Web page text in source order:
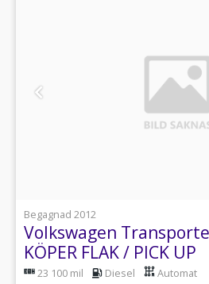
Begagnad 2012
Volkswagen
KÖPER FLAK / PICK UP
23 100 mil Diesel Automat